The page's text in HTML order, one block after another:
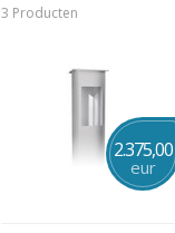
3 Producten
2.375,00
eur